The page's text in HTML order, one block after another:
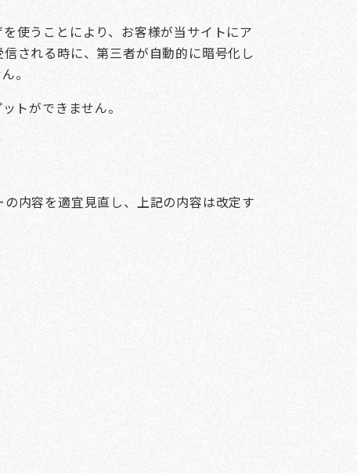
使うことにより、お客様が当サイトにア
される時に、第三者が自動的に暗号化し
。
トができません。
内容を適宜見直し、上記の内容は改定す